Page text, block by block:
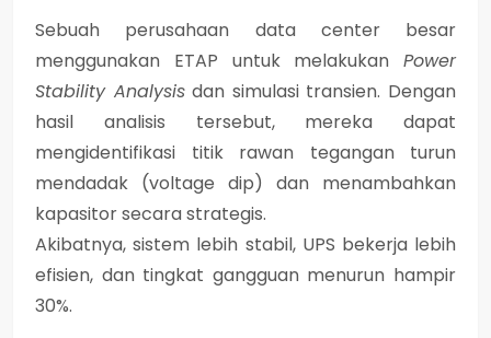
Sebuah perusahaan data center besar
menggunakan ETAP untuk melakukan Power
Stability Analysisdan simulasi transien. Dengan
hasil analisis tersebut, mereka dapat
mengidentifikasi titik rawan tegangan turun
mendadak (voltage dip) dan menambahkan
kapasitor secara strategis.
Akibatnya, sistem lebih stabil, UPS bekerja lebih
efisien, dan tingkat gangguan menurun hampir
30%.